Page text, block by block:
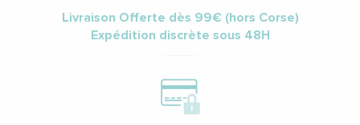
Livraison Offerte dès 99€ (hors Corse)
Expédition discrète sous 48H